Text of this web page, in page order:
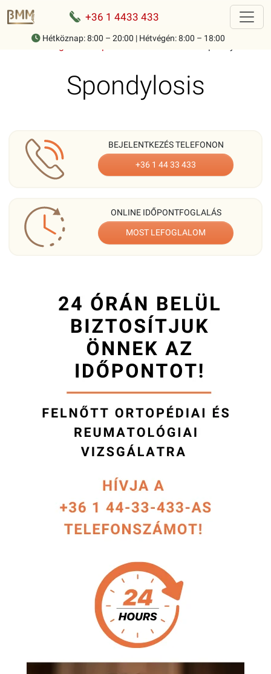
+36 1 4433 433
Hétköznap: 8:00 – 20:00 | Hétvégén: 8:00 – 18:00
- Mozgásszervi panaszok ismertetése
Spondylosis
BEJELENTKEZÉS TELEFONON
+36 1 44 33 433
ONLINE IDŐPONTFOGLALÁS
MOST LEFOGLALOM